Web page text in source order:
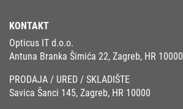
KONTAKT
Opticus IT d.o.o.
Antuna Branka Šimića 22, Zagreb, HR 10000
PRODAJA / URED / SKLADIŠTE
Savica Šanci 145, Zagreb, HR 10000